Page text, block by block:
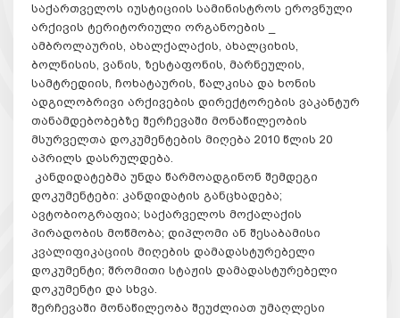
საქართველოს იუსტიციის სამინისტროს ეროვნული
არქივის ტერიტორიული ორგანოების _
ამბროლაურის, ახალქალაქის, ახალციხის,
ბოლნისის, ვანის, ზესტაფონის, მარნეულის,
სამტრედიის, ჩოხატაურის, წალკისა და ხონის
ადგილობრივი არქივების დირექტორების ვაკანტურ
თანამდებობებზე შერჩევაში მონაწილეობის
მსურველთა დოკუმენტების მიღება 2010 წლის 20
აპრილს დასრულდება.
კანდიდატებმა უნდა წარმოადგინონ შემდეგი
დოკუმენტები: კანდიდატის განცხადება;
ავტობიოგრაფია; საქარველოს მოქალაქის
პირადობის მოწმობა; დიპლომი ან შესაბამისი
კვალიფიკაციის მიღების დამადასტურებელი
დოკუმენტი; შრომითი სტაჟის დამადასტურებელი
დოკუმენტი და სხვა.
შერჩევაში მონაწილეობა შეუძლიათ უმაღლესი